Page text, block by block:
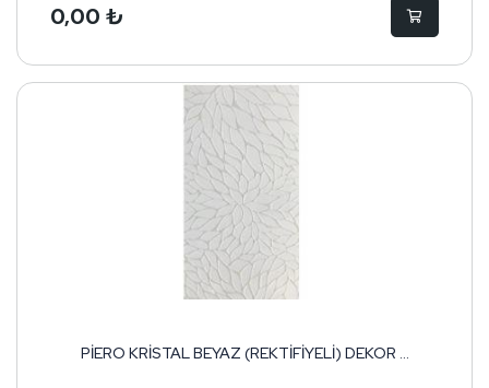
0,00 ₺
PİERO KRİSTAL BEYAZ (REKTİFİYELİ) DEKOR ...